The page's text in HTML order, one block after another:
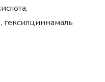
гексилциннамаль